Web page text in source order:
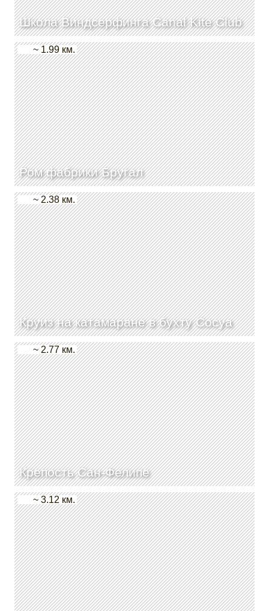
Школа Виндсерфинга Canal Kite Club
Ром фабрики Бругал
~ 1.99 км.
Круиз на катамаране в бухту Сосуа
~ 2.38 км.
Крепость Сан-Фелипе
~ 2.77 км.
~ 3.12 км.